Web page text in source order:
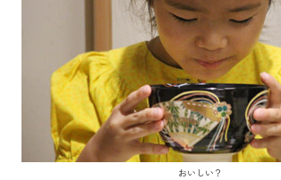
おいしい？